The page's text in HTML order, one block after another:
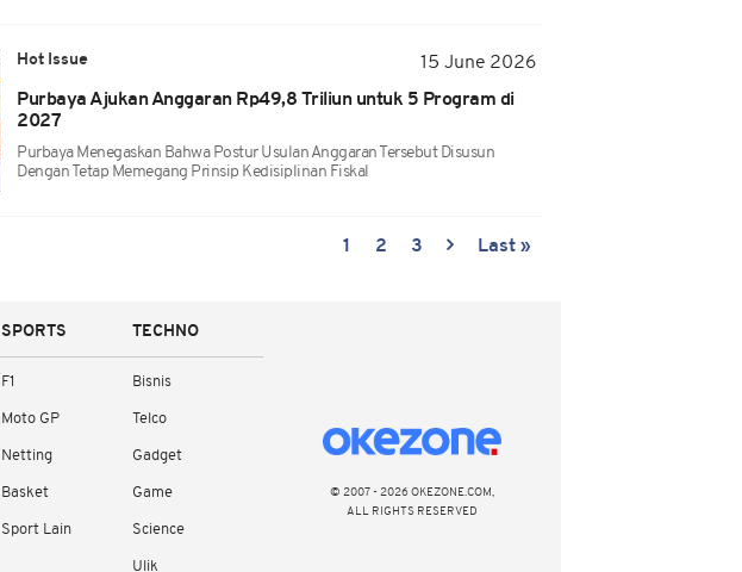
Hot Issue
15 June 2026
Purbaya Ajukan Anggaran Rp49,8 Triliun untuk 5 Program di
2027
Purbaya Menegaskan Bahwa Postur Usulan Anggaran Tersebut Disusun
Dengan Tetap Memegang Prinsip Kedisiplinan Fiskal
1 2 3 Last »
SPORTS
F1
Moto GP
Netting
Basket
Sport Lain
TECHNO
Bisnis
Telco
Gadget
Game
Science
Ulik
© 2007 - 2026 OKEZONE.COM,
ALL RIGHTS RESERVED